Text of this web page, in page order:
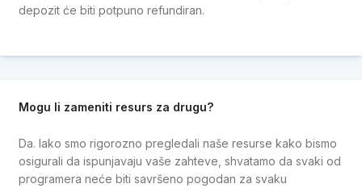
depozit će biti potpuno refundiran.
Mogu li zameniti resurs za drugu?
Da. Iako smo rigorozno pregledali naše resurse kako bismo
osigurali da ispunjavaju vaše zahteve, shvatamo da svaki od
programera neće biti savršeno pogodan za svaku